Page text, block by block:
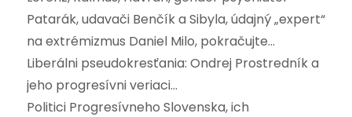
Patarák, udavači Benčík a Sibyla, údajný „expert“
na extrémizmus Daniel Milo, pokračujte…
Liberálni pseudokresťania: Ondrej Prostredník a
jeho progresívni veriaci…
Politici Progresívneho Slovenska, ich